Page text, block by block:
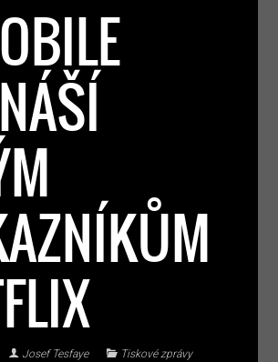
Josef Tesfaye
Tiskové zprávy